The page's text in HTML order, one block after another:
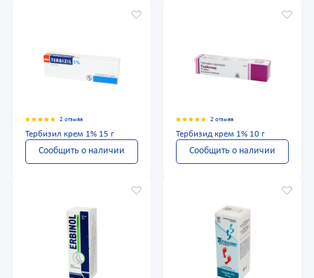
2 отзыва
Тербизил крем 1% 15 г
Сообщить о наличии
2 отзыва
Тербизид крем 1% 10 г
Сообщить о наличии